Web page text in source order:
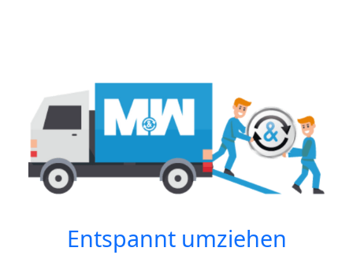
Entspannt umziehen